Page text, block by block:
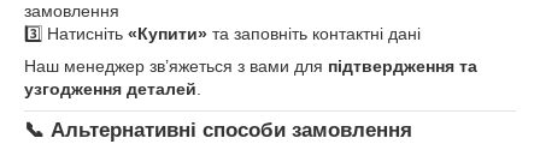
замовлення
3️⃣ Натисніть «Купити» та заповніть контактні дані
Наш менеджер зв’яжеться з вами для підтвердження та
узгодження деталей.
📞 Альтернативні способи замовлення